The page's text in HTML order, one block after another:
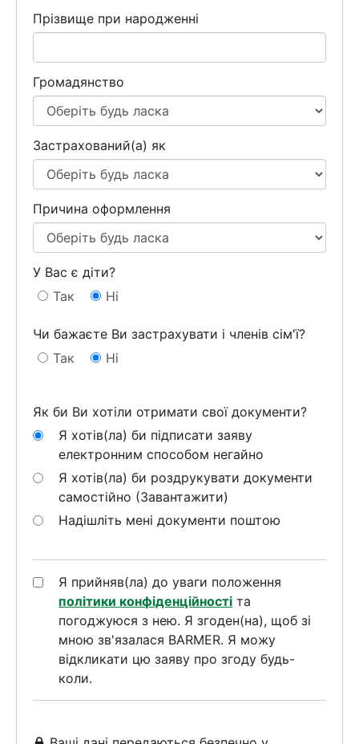
Прізвище при народженні
Громадянство
Застрахований(а) як
Причина оформлення
У Вас є діти?
Так
Ні
Чи бажаєте Ви застрахувати і членів сім'ї?
Так
Ні
Як би Ви хотіли отримати свої документи?
Я хотів(ла) би підписати заяву
електронним способом негайно
Я хотів(ла) би роздрукувати документи
самостійно (Завантажити)
Надішліть мені документи поштою
Я прийняв(ла) до уваги положення
політики конфіденційності та
погоджуюся з нею. Я згоден(на), щоб зі
мною зв'язалася BARMER. Я можу
відкликати цю заяву про згоду будь-
коли.